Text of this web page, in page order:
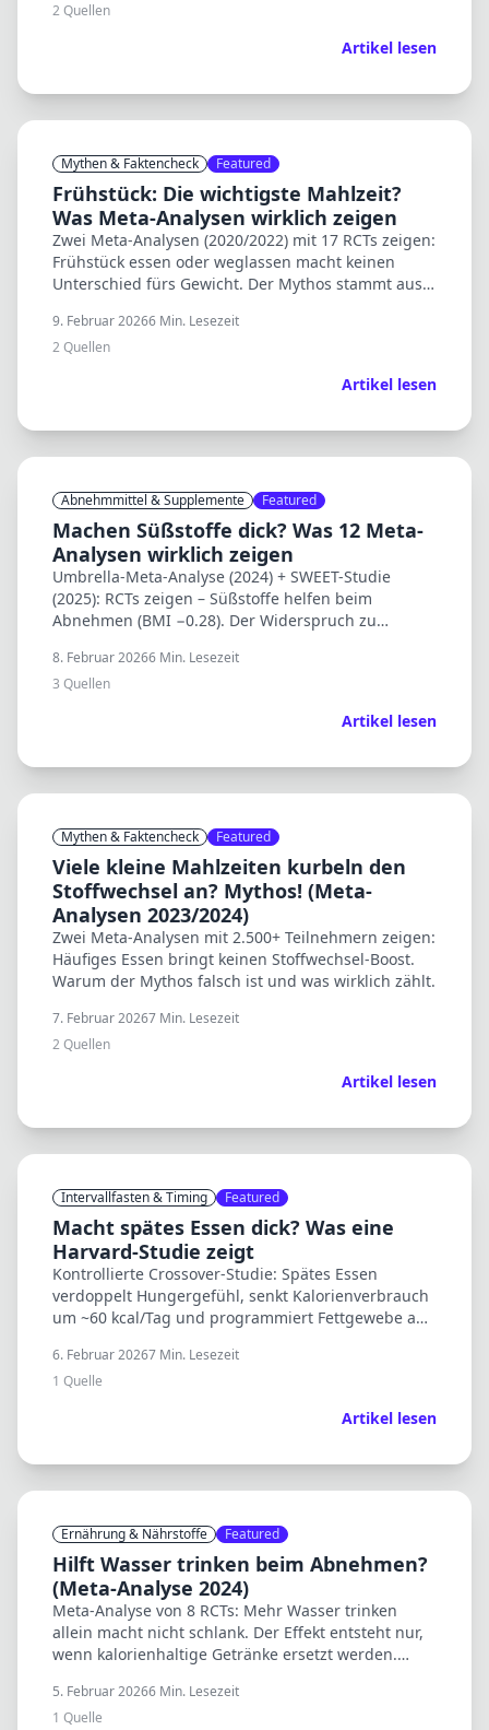
2Quellen
Artikel lesen
Mythen & Faktencheck Featured
Frühstück: Die wichtigste Mahlzeit?
Was Meta-Analysen wirklich zeigen
Zwei Meta-Analysen (2020/2022) mit 17 RCTs zeigen:
Frühstück essen oder weglassen macht keinen
Unterschied fürs Gewicht. Der Mythos stammt aus
9. Februar 20266 Min. Lesezeit
2Quellen
Artikel lesen
Abnehmmittel & Supplemente Featured
Machen Süßstoffe dick? Was 12 Meta-
Analysen wirklich zeigen
Umbrella-Meta-Analyse (2024) + SWEET-Studie
(2025): RCTs zeigen – Süßstoffe helfen beim
Abnehmen (BMI −0.28). Der Widerspruch zu
Causation.
8. Februar 20266 Min. Lesezeit
3 Quellen
Artikel lesen
Mythen & Faktencheck Featured
Viele kleine Mahlzeiten kurbeln den
Stoffwechsel an? Mythos! (Meta-
Analysen 2023/2024)
Zwei Meta-Analysen mit 2.500+ Teilnehmern zeigen:
Häufiges Essen bringt keinen Stoffwechsel-Boost.
Warum der Mythos falsch ist und was wirklich zählt.
7. Februar 20267 Min. Lesezeit
2Quellen
Artikel lesen
Intervallfasten & Timing Featured
Macht spätes Essen dick? Was eine
Harvard-Studie zeigt
Kontrollierte Crossover-Studie: Spätes Essen
verdoppelt Hungergefühl, senkt Kalorienverbrauch
um ~60 kcal/Tag und programmiert Fettgewebe auf
6. Februar 20267 Min. Lesezeit
1 Quelle
Artikel lesen
Ernährung & Nährstoffe Featured
Hilft Wasser trinken beim Abnehmen?
(Meta-Analyse 2024)
Meta-Analyse von 8 RCTs: Mehr Wasser trinken
allein macht nicht schlank. Der Effekt entsteht nur,
wenn kalorienhaltige Getränke ersetzt werden.
5. Februar 20266 Min. Lesezeit
1 Quelle